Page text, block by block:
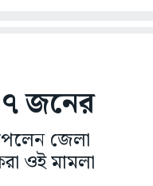
জনের
জেলা
ওই মামলা